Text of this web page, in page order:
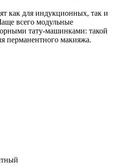
как для индукционных, так и
всего модульные
тату-машинками: такой
перманентного макияжа.